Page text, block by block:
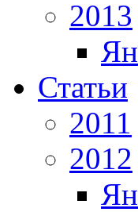
2013
Статьи
2011
2012